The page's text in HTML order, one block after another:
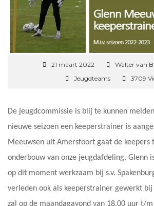
21 maart 2022
Walter van
Jeugdteams
3709
De jeugdcommissie is blij te kunnen
nieuwe seizoen een keeperstrainer is
Meeuwsen uit Amersfoort gaat de keepers
onderbouw van onze jeugdafdeling. Glenn
op dit moment werkzaam bij s.v.
verleden ook als keeperstrainer gewerkt bij
zal op de maandagavond van 18.00 uur t/